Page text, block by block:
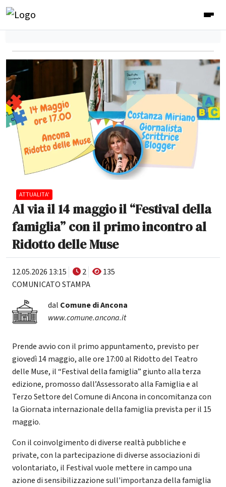
ATTUALITA'
Al via il 14 maggio il “Festival della
famiglia” con il primo incontro al
Ridotto delle Muse
12.05.2026 13:15 2
135
COMUNICATO STAMPA
dal Comune di Ancona
www.comune.ancona.it
Prende avvio con il primo appuntamento, previsto per
giovedì 14 maggio, alle ore 17:00 al Ridotto del Teatro
delle Muse, il “Festival della famiglia” giunto alla terza
edizione, promosso dall’Assessorato alla Famiglia e al
Terzo Settore del Comune di Ancona in concomitanza con
la Giornata internazionale della famiglia prevista per il 15
maggio.
Con il coinvolgimento di diverse realtà pubbliche e
private, con la partecipazione di diverse associazioni di
volontariato, il Festival vuole mettere in campo una
azione di sensibilizzazione sull'importanza della famiglia